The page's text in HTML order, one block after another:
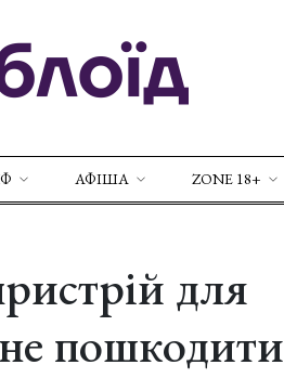
АФІША ZONE 18+
для
пошкодити